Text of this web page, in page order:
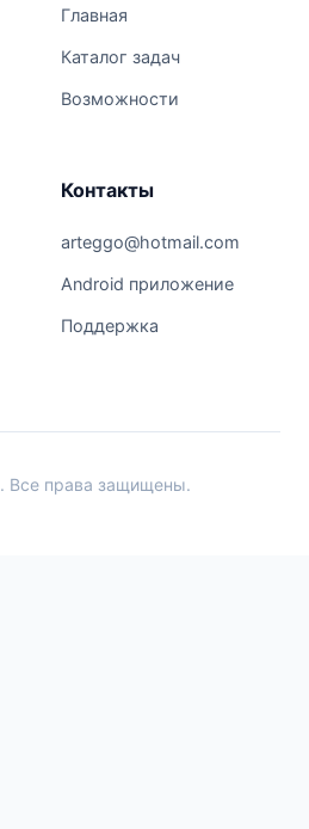
Главная
Каталог задач
Возможности
Контакты
arteggo@hotmail.com
Android приложение
Поддержка
. Все права защищены.